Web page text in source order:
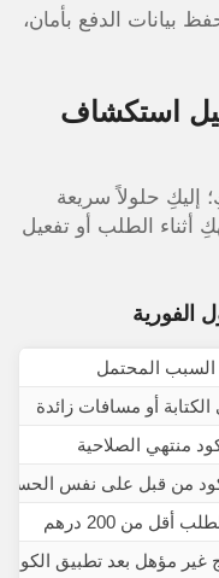
بيانات الدفع بأمان،
استكشاف
إليكِ حلولاً سريعة
أثناء الطلب أو تفعيل
الفورية
السبب المحتمل
أو مسافات زائدة
منتهي الصلاحية
من قبل على نفس
أقل من 200 درهم
مؤهل بعد تطبيق الكود